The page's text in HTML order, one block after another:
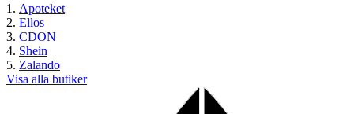
Apoteket
Ellos
CDON
Shein
Zalando
Visa alla butiker